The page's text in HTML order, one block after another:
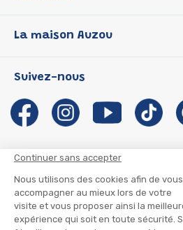
Continuer sans accepter
Nous utilisons des cookies afin de vous
accompagner au mieux lors de votre
visite et vous proposer ainsi la
expérience qui soit en toute sécurité.
P'tit Loup
Les Influenceuses
Migali
Petite Taupe
La maison Auzou
Notre histoire
Auzou s'engage
Auteurs et illustrateurs Auzou
Suivre mon colis
Infos consommateur
Suivez-nous
CGU
CGV